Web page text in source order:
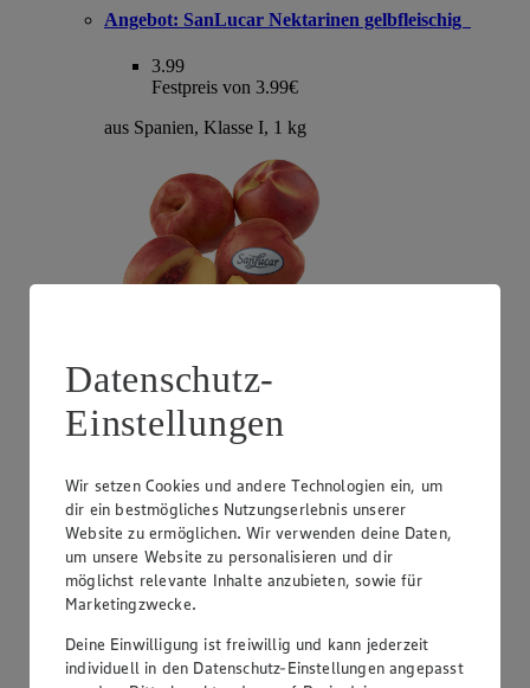
Angebot: SanLucar Nektarinen gelbfleischig
3.99
Festpreis von 3.99€
aus Spanien, Klasse I, 1 kg
Angebot:SanLucar Mandarinen
Festpreis von 4.44€
aus Südafrika, Klasse I, 1 kg
Datenschutz-
Einstellungen
Wir setzen Cookies und andere Technologien ein, um
dir ein bestmögliches Nutzungserlebnis unserer
Website zu ermöglichen. Wir verwenden deine Daten,
um unsere Website zu personalisieren und dir
möglichst relevante Inhalte anzubieten, sowie für
Marketingzwecke.
Deine Einwilligung ist freiwillig und kann jederzeit
individuell in den Datenschutz-Einstellungen angepasst